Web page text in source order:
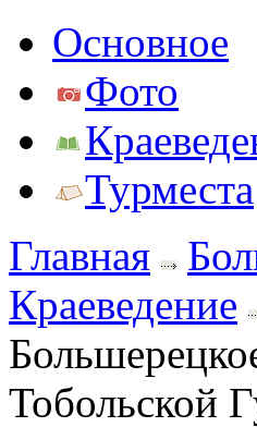
Основное
Фото
Турместа
Главная
Краеведение
Тобольской